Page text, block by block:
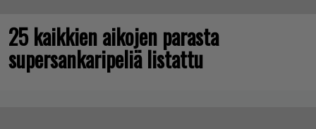
25 kaikkien aikojen parasta
supersankaripeliä listattu